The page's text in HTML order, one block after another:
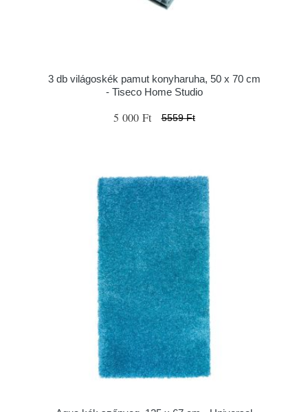
3 db világoskék pamut konyharuha, 50 x 70 cm
- Tiseco Home Studio
5 000 Ft 5559 Ft